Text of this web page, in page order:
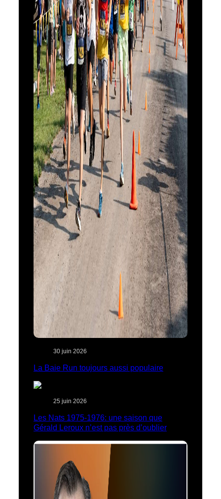
30 juin 2026
La Baie Run toujours aussi populaire
25 juin 2026
Les Nats 1975-1976: une saison que
Gérald Leroux n’est pas près d’oublier